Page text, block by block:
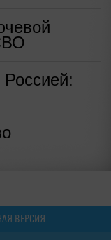
ВЕРСИЯ